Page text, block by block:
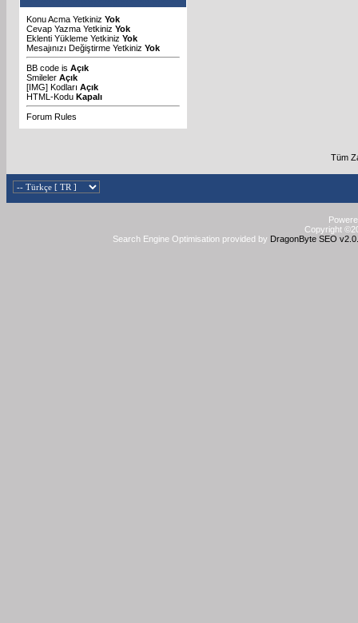
Konu Acma Yetkiniz Yok
Cevap Yazma Yetkiniz Yok
Eklenti Yükleme Yetkiniz Yok
Mesajınızı Değiştirme Yetkiniz Yok
BB code is Açık
Smileler Açık
[IMG] Kodları Açık
HTML-Kodu Kapalı
Forum Rules
Tüm
Copyright
Search Engine Optimisation provided by DragonByte SEO